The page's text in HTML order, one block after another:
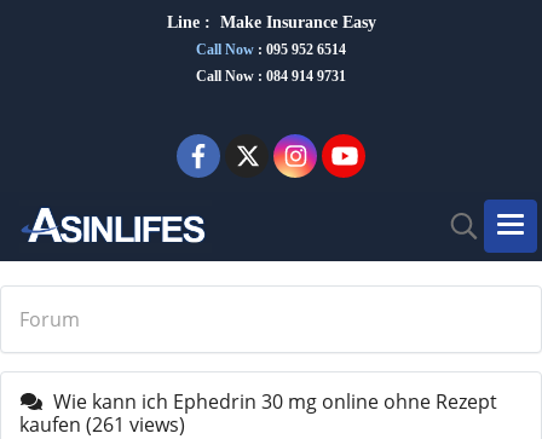
Line : Make Insurance Easy
Call Now : 095 952 6514
Call Now : 084 914 9731
Forum
Wie kann ich Ephedrin 30 mg online ohne Rezept
kaufen (261 views)